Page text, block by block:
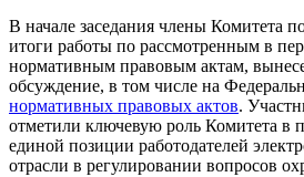
В начале заседания члены Комитета
итоги работы по рассмотренным в
нормативным правовым актам,
обсуждение, в том числе на
нормативных правовых актов.
отметили ключевую роль Комитета в
единой позиции работодателей
отрасли в регулировании вопросов